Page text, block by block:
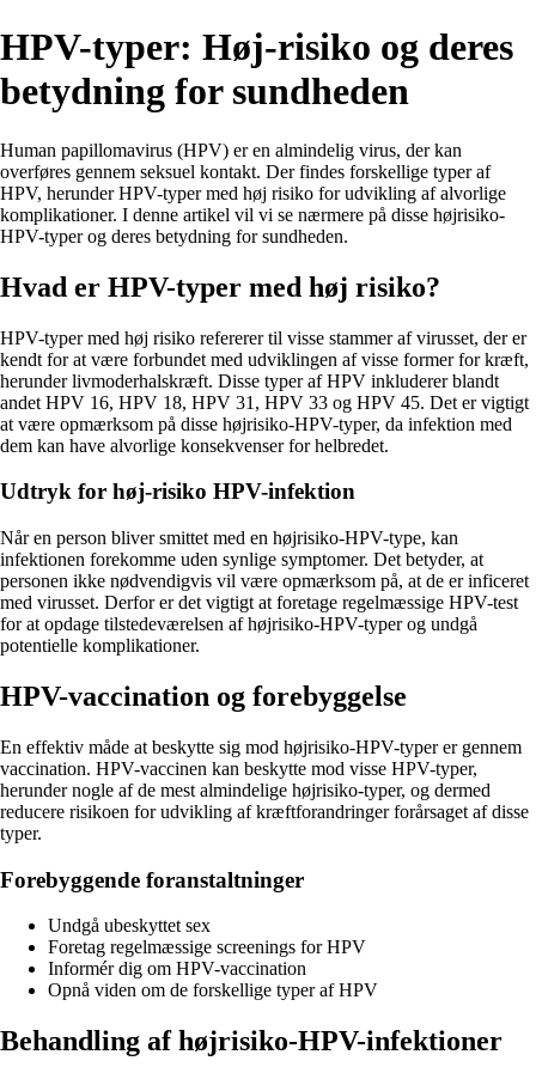
HPV-typer: Høj-risiko og deres
betydning for sundheden
Human papillomavirus (HPV) er en almindelig virus, der kan
overføres gennem seksuel kontakt. Der findes forskellige typer af
HPV, herunder HPV-typer med høj risiko for udvikling af alvorlige
komplikationer. I denne artikel vil vi se nærmere på disse højrisiko-
HPV-typer og deres betydning for sundheden.
Hvad er HPV-typer med høj risiko?
HPV-typer med høj risiko refererer til visse stammer af virusset, der er
kendt for at være forbundet med udviklingen af visse former for kræft,
herunder livmoderhalskræft. Disse typer af HPV inkluderer blandt
andet HPV 16, HPV 18, HPV 31, HPV 33 og HPV 45. Det er vigtigt
at være opmærksom på disse højrisiko-HPV-typer, da infektion med
dem kan have alvorlige konsekvenser for helbredet.
Udtryk for høj-risiko HPV-infektion
Når en person bliver smittet med en højrisiko-HPV-type, kan
infektionen forekomme uden synlige symptomer. Det betyder, at
personen ikke nødvendigvis vil være opmærksom på, at de er inficeret
med virusset. Derfor er det vigtigt at foretage regelmæssige HPV-test
for at opdage tilstedeværelsen af højrisiko-HPV-typer og undgå
potentielle komplikationer.
HPV-vaccination og forebyggelse
En effektiv måde at beskytte sig mod højrisiko-HPV-typer er gennem
vaccination. HPV-vaccinen kan beskytte mod visse HPV-typer,
herunder nogle af de mest almindelige højrisiko-typer, og dermed
reducere risikoen for udvikling af kræftforandringer forårsaget af disse
typer.
Forebyggende foranstaltninger
Undgå ubeskyttet sex
Foretag regelmæssige screenings for HPV
Informér dig om HPV-vaccination
Opnå viden om de forskellige typer af HPV
Behandling af højrisiko-HPV-infektioner